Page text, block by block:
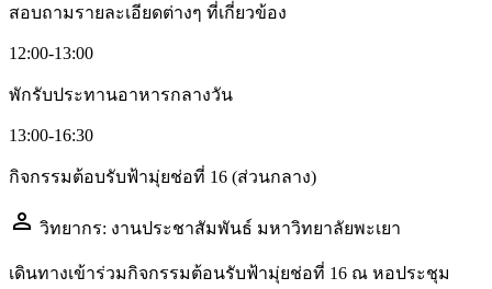
สอบถามรายละเอียดต่างๆ ที่เกี่ยวข้อง
12:00-13:00
พักรับประทานอาหารกลางวัน
13:00-16:30
กิจกรรมต้อบรับฟ้ามุ่ยช่อที่ 16 (ส่วนกลาง)
person วิทยากร: งานประชาสัมพันธ์ มหาวิทยาลัยพะเยา
เดินทางเข้าร่วมกิจกรรมต้อนรับฟ้ามุ่ยช่อที่ 16 ณ หอประชุม